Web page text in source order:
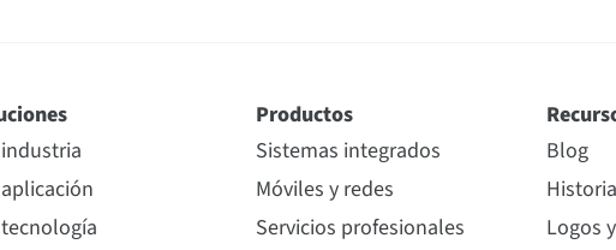
Productos
Sistemas integrados
Móviles y redes
Servicios profesionales
Blog
Logos